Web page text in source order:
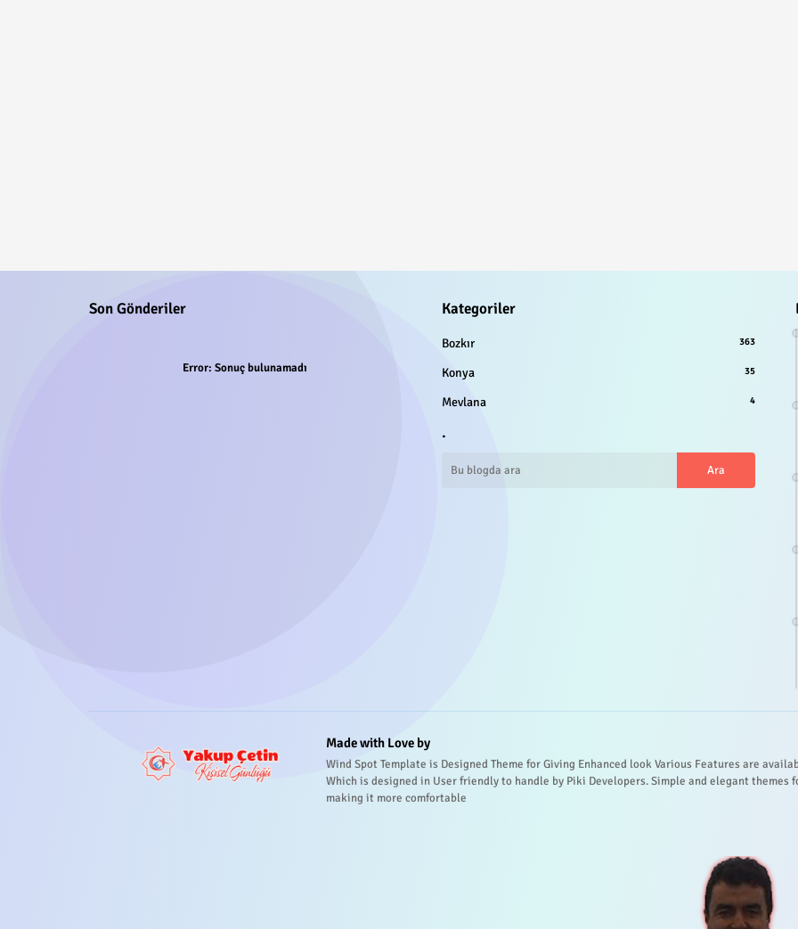
Son Gönderiler
Error: Sonuç bulunamadı
Kategoriler
Bozkır 363
Konya 35
Mevlana 4
.
Made with Love by
Wind Spot Template is Designed Theme for Giving Enhanced look Various Features are
Which is designed in User friendly to handle by Piki Developers. Simple and elegant themes
making it more comfortable